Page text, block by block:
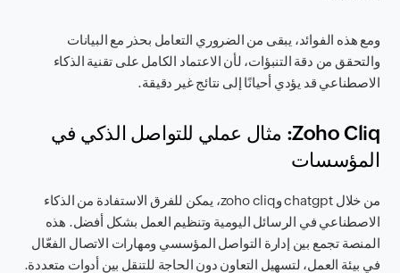
ومع هذه الفوائد، يبقى من الضروري التعامل بحذر مع البيانات
والتحقق من دقة التنبؤات، لأن الاعتماد الكامل على تقنية الذكاء
الاصطناعي قد يؤدي أحيانًا إلى نتائج غير دقيقة.
Zoho Cliq: مثال عملي للتواصل الذكي في
المؤسسات
من خلال chatgpt وzoho cliq، يمكن للفرق الاستفادة من الذكاء
الاصطناعي في الرسائل اليومية وتنظيم العمل بشكل أفضل. هذه
المنصة تجمع بين إدارة التواصل المؤسسي ومهارات الاتصال الفعّال
في بيئة العمل، لتسهيل التعاون دون الحاجة للتنقل بين أدوات متعددة.